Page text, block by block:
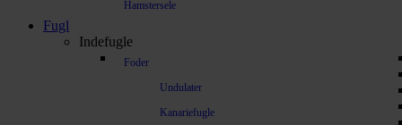
Hamstersele
Fugl
Indefugle
Foder
Undulater
Kanariefugle